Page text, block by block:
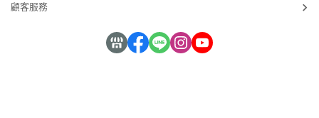
顧客服務